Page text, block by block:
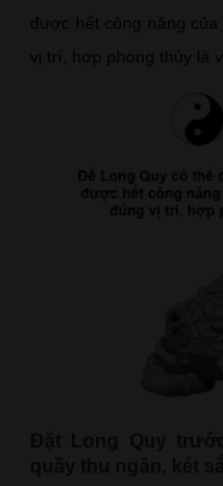
được hết công năng
vị trí, hợp phong thủy là